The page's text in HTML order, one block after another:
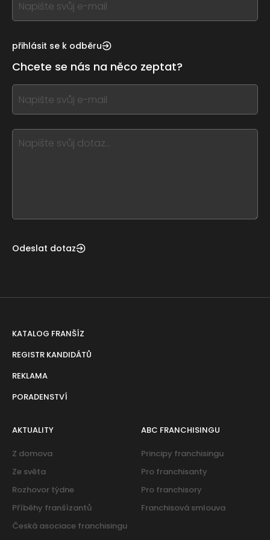
you
this,
this
form
field
blank
přihlásit se k odběru
Chcete se nás na něco zeptat?
If
you
this,
leave
Odeslat dotaz
KATALOG FRANŠÍZ
REGISTR KANDIDÁTŮ
REKLAMA
PORADENSTVÍ
AKTUALITY
Z domova
Ze světa
Rozhovor týdne
Příběhy franšízantů
Česká asociace franchisingu
ABC FRANCHISINGU
Principy franchisingu
Pro franchisanty
Pro franchisory
Franchisová smlouva